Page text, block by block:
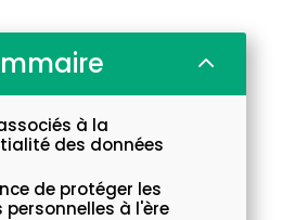
2
à la
des données
de protéger les
personnelles à l'ère